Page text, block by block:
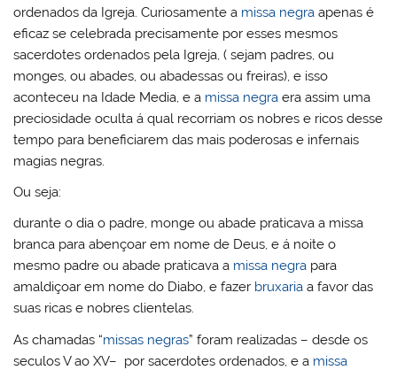
ordenados da Igreja. Curiosamente a missa negra apenas é
eficaz se celebrada precisamente por esses mesmos
sacerdotes ordenados pela Igreja, ( sejam padres, ou
monges, ou abades, ou abadessas ou freiras), e isso
aconteceu na Idade Media, e a missa negra era assim uma
preciosidade oculta á qual recorriam os nobres e ricos desse
tempo para beneficiarem das mais poderosas e infernais
magias negras.
Ou seja:
durante o dia o padre, monge ou abade praticava a missa
branca para abençoar em nome de Deus, e á noite o
mesmo padre ou abade praticava a missa negra para
amaldiçoar em nome do Diabo, e fazer bruxaria a favor das
suas ricas e nobres clientelas.
As chamadas “missas negras” foram realizadas – desde os
seculos V ao XV– por sacerdotes ordenados, e a missa